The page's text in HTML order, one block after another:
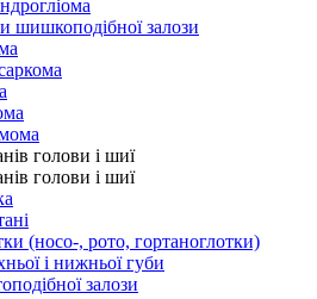
шишкоподібної залози
голови і шиї
голови і шиї
(носо-, рото, гортаноглотки)
і нижньої губи
залози